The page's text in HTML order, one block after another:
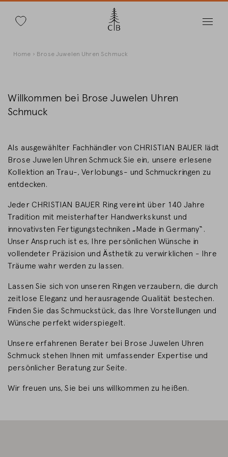
zumPfadnavigation
Home Brose Juwelen Uhren Schmuck
Willkommen bei Brose Juwelen Uhren
Schmuck
Als ausgewählter Fachhändler von CHRISTIAN BAUER lädt
Brose Juwelen Uhren Schmuck Sie ein, unsere erlesene
Kollektion an Trau-, Verlobungs- und Schmuckringen zu
entdecken.
Jeder CHRISTIAN BAUER Ring vereint über 140 Jahre
Tradition mit meisterhafter Handwerkskunst und
innovativsten Fertigungstechniken „Made in Germany“.
Unser Anspruch ist es, Ihre persönlichen Wünsche in
vollendeter Präzision und Ästhetik zu verwirklichen - Ihre
Träume wahr werden zu lassen.
Lassen Sie sich von unseren Ringen verzaubern, die durch
zeitlose Eleganz und herausragende Qualität bestechen.
Finden Sie das Schmuckstück, das Ihre Vorstellungen und
Wünsche perfekt widerspiegelt.
Unsere erfahrenen Berater bei Brose Juwelen Uhren
Schmuck stehen Ihnen mit umfassender Expertise und
persönlicher Beratung zur Seite.
Wir freuen uns, Sie bei uns willkommen zu heißen.
LAND WECHSELN